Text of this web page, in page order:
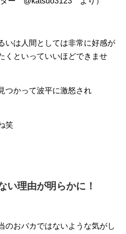
いは人間としては非常に好感が
くといっていいほどできませ
つかって波平に激怒され
笑
い理由が明らかに！
のおバカではないような気がし